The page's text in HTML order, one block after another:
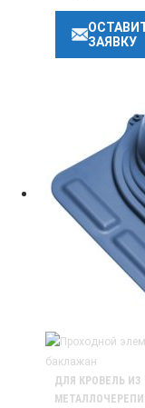
ЗАЯВКУ
ДЛЯ КРОВЕЛЬ ИЗ